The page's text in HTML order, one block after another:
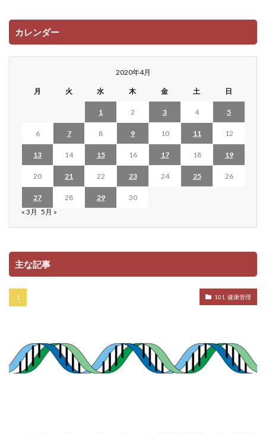
カレンダー
2020年4月
月 火 水 木 金 土 日
1 2 3 4 5
6 7 8 9 10 11 12
13 14 15 16 17 18 19
20 21 22 23 24 25 26
27 28 29
30
« 3月 5月 »
主な記事
101. 健康管理